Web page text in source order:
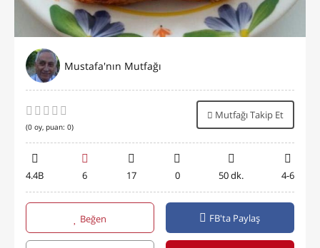
Mustafa'nın Mutfağı
(0 oy, puan: 0)
Mutfağı Takip Et
4.4B 6 17 0 50 dk. 4-6
Beğen FB'ta Paylaş